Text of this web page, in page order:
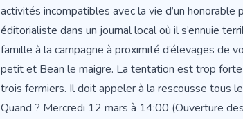
activités incompatibles avec la vie d’un
éditorialiste dans un journal local où il s’ennuie
famille à la campagne à proximité d’élevages de
petit et Bean le maigre. La tentation est trop
trois fermiers. Il doit appeler à la rescousse tous
Quand ? Mercredi 12 mars à 14:00 (Ouverture